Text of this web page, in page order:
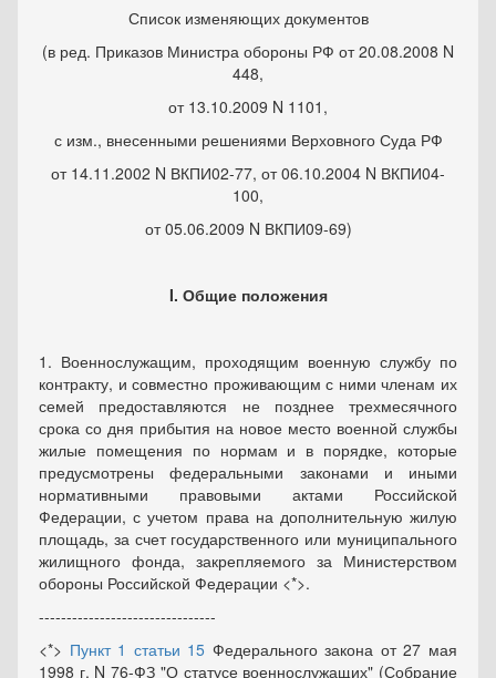
Список изменяющих документов
(в ред. Приказов Министра обороны РФ от 20.08.2008 N
448,
от 13.10.2009 N 1101,
с изм., внесенными решениями Верховного Суда РФ
от 14.11.2002 N ВКПИ02-77, от 06.10.2004 N ВКПИ04-
100,
от 05.06.2009 N ВКПИ09-69)
I. Общие положения
1. Военнослужащим, проходящим военную службу по
контракту, и совместно проживающим с ними членам их
семей предоставляются не позднее трехмесячного
срока со дня прибытия на новое место военной службы
жилые помещения по нормам и в порядке, которые
предусмотрены федеральными законами и иными
нормативными правовыми актами Российской
Федерации, с учетом права на дополнительную жилую
площадь, за счет государственного или муниципального
жилищного фонда, закрепляемого за Министерством
обороны Российской Федерации <*>.
--------------------------------
<*> Пункт 1 статьи 15 Федерального закона от 27 мая
1998 г. N 76-ФЗ "О статусе военнослужащих" (Собрание